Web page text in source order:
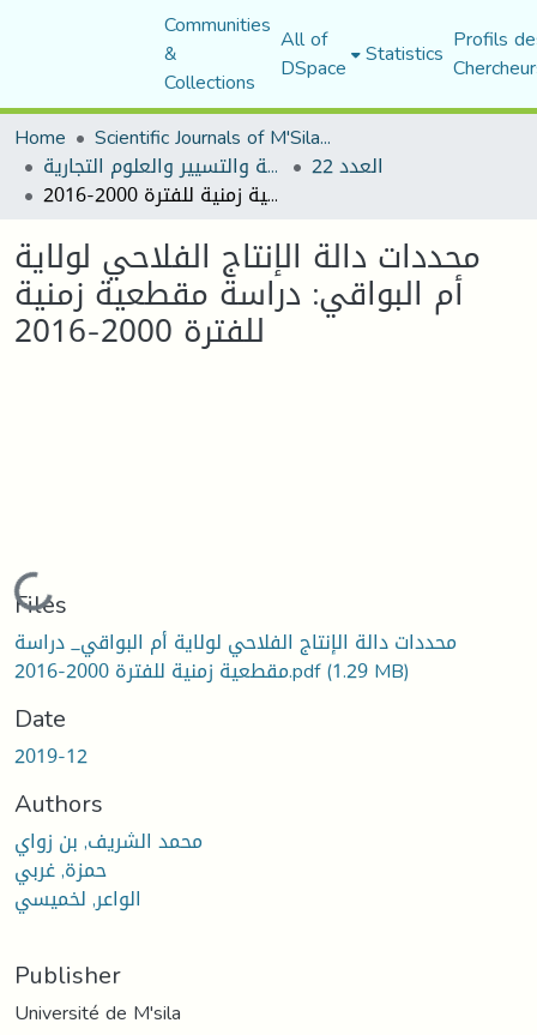
Communities
&
Collections
All of
DSpace Statistics Profils
Home
Scientific Journals of M'Sila University
مجلة العلوم الاقتصادية والتسيير والعلوم التجارية العدد 22
محددات دالة الإنتاج الفلاحي لولاية أم البواقي: دراسة مقطعية زمنية للفترة 2000-2016
محددات دالة الإنتاج الفلاحي لولاية
أم البواقي: دراسة مقطعية زمنية
للفترة 2000-2016
Loading...
Files
محددات دالة الإنتاج الفلاحي لولاية أم البواقي_ دراسة
مقطعية زمنية للفترة 2000-2016.pdf(1.29 MB)
Date
2019-12
Authors
محمد الشريف, بن زواي
حمزة, غربي
الواعر, لخميسي
Publisher
Université de M'sila